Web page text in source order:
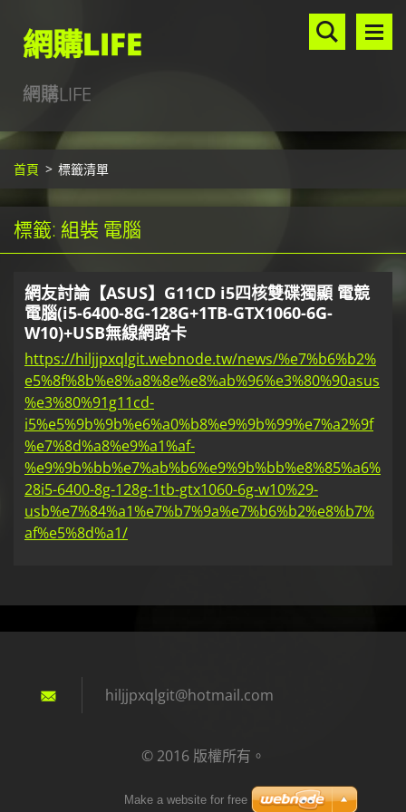
網購LIFE
網購LIFE
首頁 > 標籤清單
標籤: 組裝 電腦
網友討論【ASUS】G11CD i5四核雙碟獨顯 電競
電腦(i5-6400-8G-128G+1TB-GTX1060-6G-
W10)+USB無線網路卡
https://hiljjpxqlgit.webnode.tw/news/%e7%b6%b2%
e5%8f%8b%e8%a8%8e%e8%ab%96%e3%80%90asus
%e3%80%91g11cd-
i5%e5%9b%9b%e6%a0%b8%e9%9b%99%e7%a2%9f
%e7%8d%a8%e9%a1%af-
%e9%9b%bb%e7%ab%b6%e9%9b%bb%e8%85%a6%
28i5-6400-8g-128g-1tb-gtx1060-6g-w10%29-
usb%e7%84%a1%e7%b7%9a%e7%b6%b2%e8%b7%
af%e5%8d%a1/
hiljjpxqlgit@hotmail.com
© 2016 版權所有。
Make a website for free